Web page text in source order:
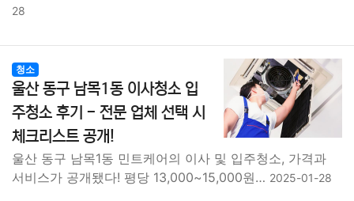
28
청소
울산 동구 남목1동 이사청소 입
주청소 후기 - 전문 업체 선택 시
체크리스트 공개!
울산 동구 남목1동 민트케어의 이사 및 입주청소, 가격과
서비스가 공개됐다! 평당 13,000~15,000원… 2025-01-28